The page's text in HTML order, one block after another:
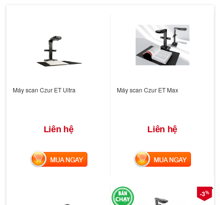
Máy scan Czur ET Ultra
Liên hệ
MUA NGAY
Máy scan Czur ET Max
Liên hệ
MUA NGAY
-3%